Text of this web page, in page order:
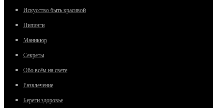
Искусство быть красивой
Пилинги
Маникюр
Секреты
Обо всём на свете
Развлечение
Береги здоровье